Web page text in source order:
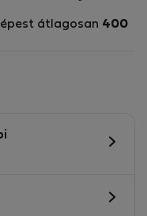
átlagosan 400